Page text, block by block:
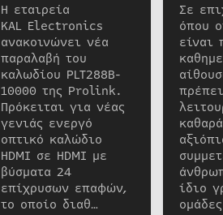
Η εταιρεία
KAL Electronics
ανακοινώνει νέα
παραλαβή του
καλωδίου PLT288B-
10000 της Prolink.
Πρόκειται για νέας
γενιάς ενεργό
οπτικό καλώδιο
HDMI σε HDMI με
βύσματα 24
επίχρυσων επαφών,
το οποίο διαθ…
Σε
όπου
είναι
ίδιο